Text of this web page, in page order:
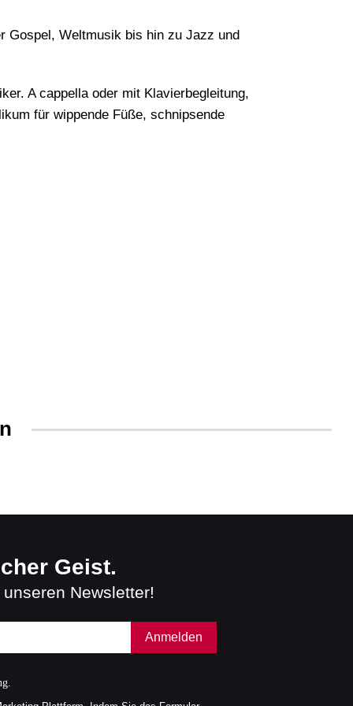
Gospel, Weltmusik bis hin zu Jazz und
A cappella oder mit Klavierbegleitung,
für wippende Füße, schnipsende
Geist.
Newsletter!
Anmelden